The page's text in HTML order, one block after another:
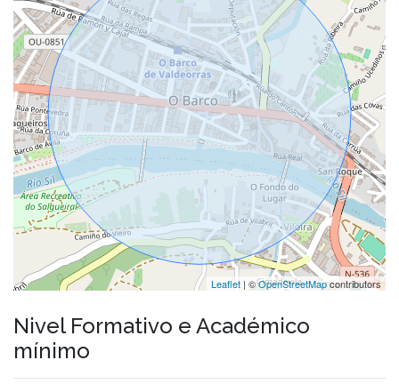
Leaflet | ©OpenStreetMapcontributors
Nivel Formativo e Académico
mínimo